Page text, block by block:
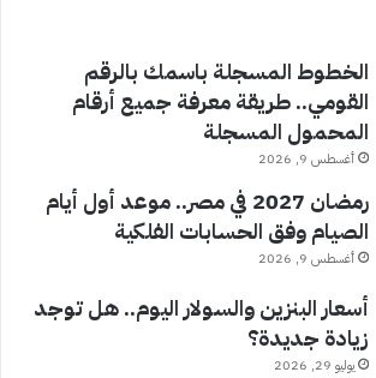
الخطوط المسجلة باسمك بالرقم
القومي.. طريقة معرفة جميع أرقام
المحمول المسجلة
أغسطس 9, 2026
رمضان 2027 في مصر.. موعد أول أيام
الصيام وفق الحسابات الفلكية
أغسطس 9, 2026
أسعار البنزين والسولار اليوم.. هل توجد
زيادة جديدة؟
يوليو 29, 2026